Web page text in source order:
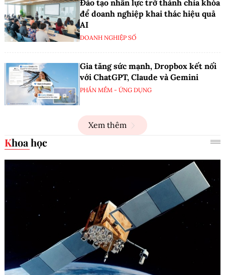
Đào tạo nhân lực trở thành chìa khóa
để doanh nghiệp khai thác hiệu quả
AI
DOANH NGHIỆP SỐ
Gia tăng sức mạnh, Dropbox kết nối
với ChatGPT, Claude và Gemini
PHẦN MỀM - ỨNG DỤNG
Xem thêm
Khoa học